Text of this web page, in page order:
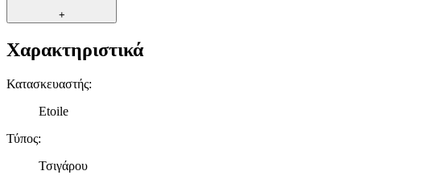
+
Χαρακτηριστικά
Κατασκευαστής:
Etoile
Τύπος:
Τσιγάρου